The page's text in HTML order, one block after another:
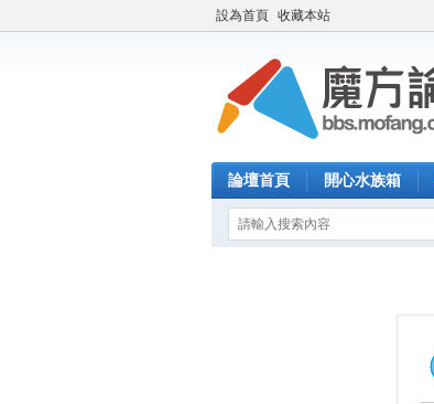
設為首頁 收藏本站
論壇首頁 開心水族箱